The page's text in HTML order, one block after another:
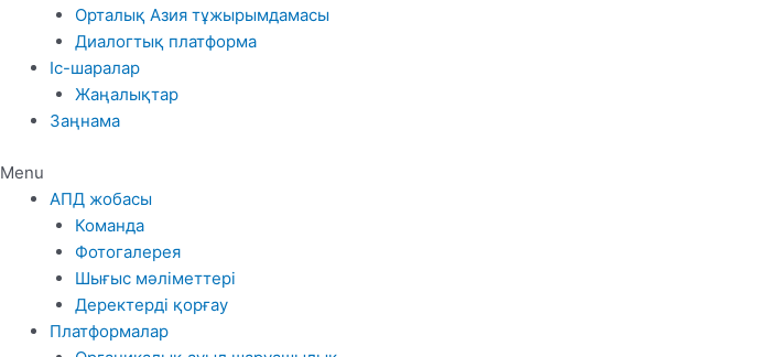
Орталық Азия тұжырымдамасы
Диалогтық платформа
Іс-шаралар
Жаңалықтар
Заңнама
Menu
АПД жобасы
Команда
Фотогалерея
Шығыс мәліметтері
Деректерді қорғау
Платформалар